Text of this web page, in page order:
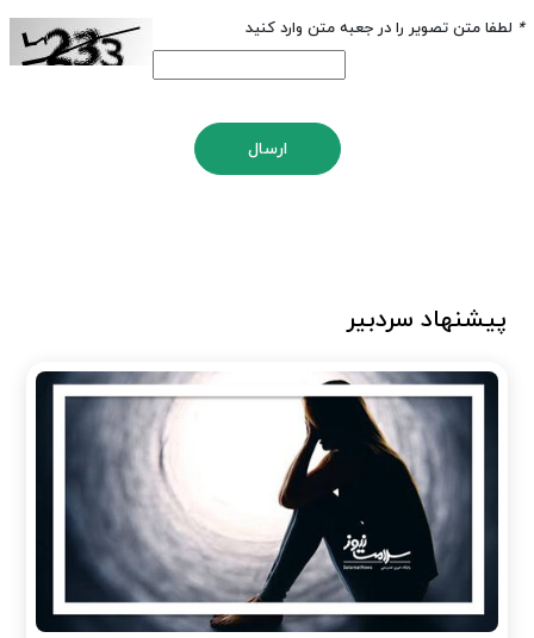
* لطفا متن تصویر را در جعبه متن وارد کنید
ارسال
پیشنهاد سردبیر